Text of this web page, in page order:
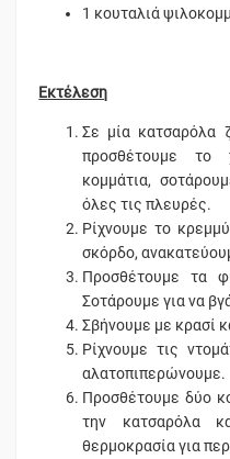
1 κουταλιά
Εκτέλεση
Σε μία κατσαρόλα
προσθέτουμε το
κομμάτια,
όλες τις πλευρές.
Ρίχνουμε το
σκόρδο,
Προσθέτουμε τα
Σοτάρουμε για να
Σβήνουμε με κρασί
Ρίχνουμε τις
αλατοπιπερώνουμε.
Προσθέτουμε δύο
την κατσαρόλα
θερμοκρασία για